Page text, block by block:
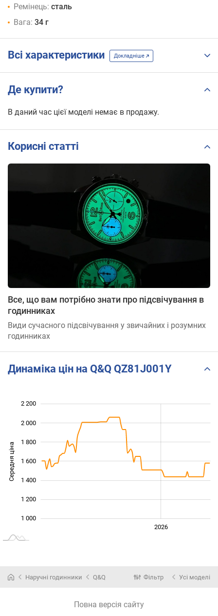
Ремінець: сталь
Вага: 34 г
Всі характеристики Докладніше
Де купити?
В даний час цієї моделі немає в продажу.
Корисні статті
Все, що вам потрібно знати про підсвічування в
годинниках
Види сучасного підсвічування у звичайних і розумних
годинниках
Динаміка цін на Q&Q QZ81J001Y
Середня ціна 1 000
1 000
1 200
1 400
1 600
1 800
2 000
2 200
2026
Наручні годинники Q&Q Фільтр Усі моделі
Повна версія сайту